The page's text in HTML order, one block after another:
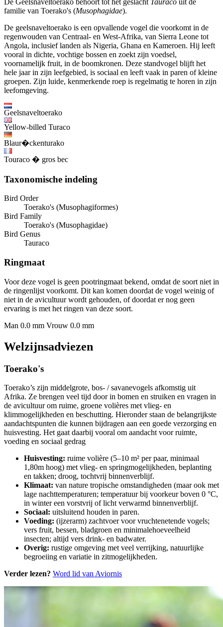
De Geelsnaveltoerako behoort tot het geslacht Tauraco uit de
familie van Toerako's (Musophagidae).
De geelsnaveltoerako is een opvallende vogel die voorkomt in de
regenwouden van Centraal- en West-Afrika, van Sierra Leone tot
Angola, inclusief landen als Nigeria, Ghana en Kameroen. Hij leeft
vooral in dichte, vochtige bossen en zoekt zijn voedsel,
voornamelijk fruit, in de boomkronen. Deze standvogel blijft het
hele jaar in zijn leefgebied, is sociaal en leeft vaak in paren of kleine
groepen. Zijn luide, kenmerkende roep is regelmatig te horen in zijn
leefomgeving.
Geelsnaveltoerako
Yellow-billed Turaco
Blaur�ckenturako
Touraco � gros bec
Taxonomische indeling
Bird Order
Toerako's (Musophagiformes)
Bird Family
Toerako's (Musophagidae)
Bird Genus
Tauraco
Ringmaat
Voor deze vogel is geen pootringmaat bekend, omdat de soort niet in
de ringenlijst voorkomt. Dit kan komen doordat de vogel weinig of
niet in de avicultuur wordt gehouden, of doordat er nog geen
ervaring is met het ringen van deze soort.
Man 0.0 mm Vrouw 0.0 mm
Welzijnsadviezen
Toerako's
Toerako’s zijn middelgrote, bos- / savanevogels afkomstig uit
Afrika. Ze brengen veel tijd door in bomen en struiken en vragen in
de avicultuur om ruime, groene volières met vlieg- en
klimmogelijkheden en beschutting. Hieronder staan de belangrijkste
aandachtspunten die kunnen bijdragen aan een goede verzorging en
huisvesting. Het gaat daarbij vooral om aandacht voor ruimte,
voeding en sociaal gedrag
Huisvesting: ruime volière (5–10 m² per paar, minimaal
1,80m hoog) met vlieg- en springmogelijkheden, beplanting
en takken; droog, tochtvrij binnenverblijf.
Klimaat: van nature tropische omstandigheden (maar ook met
lage nachttemperaturen; temperatuur bij voorkeur boven 0 °C,
in winter een vorstvrij of licht verwarmd binnenverblijf.
Sociaal: uitsluitend houden in paren.
Voeding: (ijzerarm) zachtvoer voor vruchtenetende vogels;
vers fruit, bessen, bladgroen en minimalehoeveelheid
insecten; altijd vers drink- en badwater.
Overig: rustige omgeving met veel verrijking, natuurlijke
begroeiing en variatie in zitmogelijkheden.
Verder lezen? Word lid van Aviornis